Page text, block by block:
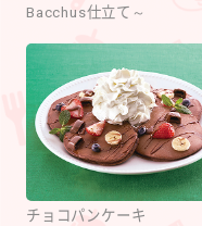
Bacchus仕立て～
チョコパンケーキ